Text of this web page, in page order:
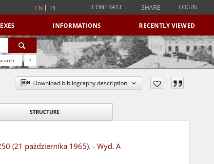
EN PL CONTRAST SHARE LOGIN
INFORMATIONS RECENTLY VIEWED
?
Download bibliography description
STRUCTURE
(21 października 1965). - Wyd. A